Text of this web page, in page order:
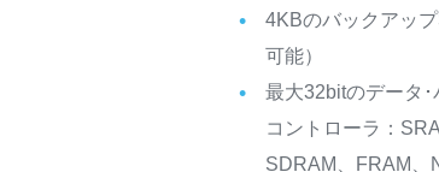
4KBのバックアッ
可能）
最大32bitのデータ
コントローラ：
SDRAM、FRAM、